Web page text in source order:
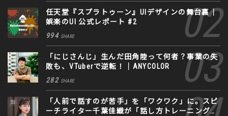
任天堂『スプラトゥーン』UIデザインの舞台裏｜
娯楽のUI 公式レポート #2
994 SHARE
「にじさんじ」生んだ田角陸って何者？事業の失
敗も、VTuberで逆転！｜ANYCOLOR
282 SHARE
「人前で話すのが苦手」を「ワクワク」に。スピ
ーチライター千葉佳織が「話し方トレーニング」